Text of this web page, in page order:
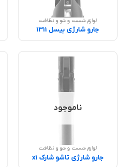
لوازم شست و شو و نظافت
جارو شارژی بیسل 1311
ناموجود
لوازم شست و شو و نظافت
جارو شارژی تاشو شارک x1